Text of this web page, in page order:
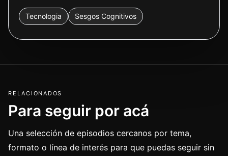
Tecnologia Sesgos Cognitivos
RELACIONADOS
Para seguir por acá
Una selección de episodios cercanos por tema,
formato o línea de interés para que puedas seguir sin